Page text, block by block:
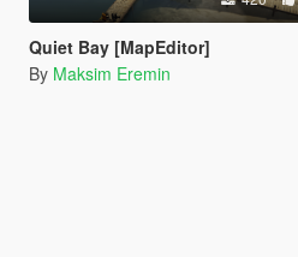
Quiet Bay [MapEditor]
By Maksim Eremin